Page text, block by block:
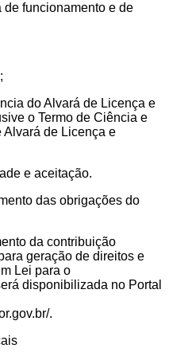
funcionamento e de
do Alvará de Licença e
o Termo de Ciência e
Alvará de Licença e
e aceitação.
das obrigações do
da contribuição
geração de direitos e
Lei para o
disponibilizada no Portal
.